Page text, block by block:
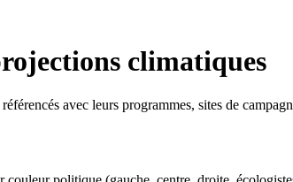
climatiques
avec leurs programmes, sites de